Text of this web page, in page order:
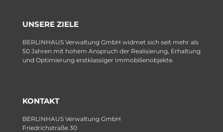
UNSERE ZIELE
BERLINHAUS Verwaltung GmbH widmet sich seit mehr als
50 Jahren mit hohem Anspruch der Realisierung, Erhaltung
und Optimierung erstklassiger Immobilienobjekte.
KONTAKT
BERLINHAUS Verwaltung GmbH
Friedrichstraße 30